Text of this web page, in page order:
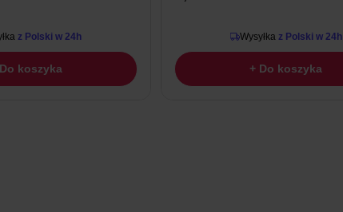
z Polski w 24h
koszyka
Wysyłkaz Polski w 24h
+ Do koszyka